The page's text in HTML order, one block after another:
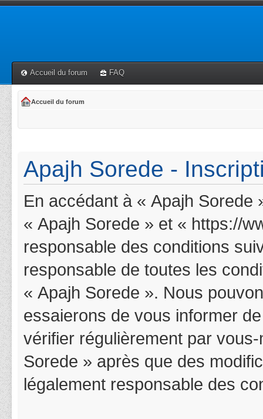
Accueil du forum FAQ
Accueil du forum
Apajh Sorede -
En accédant à « Apajh
« Apajh Sorede » et « https://
responsable des conditions
responsable de toutes les
« Apajh Sorede ». Nous
essaierons de vous informer
vérifier régulièrement par
Sorede » après que des
légalement responsable des